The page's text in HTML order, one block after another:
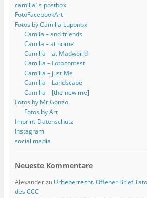
camilla´s postbox
FotoFacebookArt
Fotos by Camilla Luponox
Camila – and friends
Camila – at home
Camilla – at Madworld
Camilla – Fotocontest
Camilla – just Me
Camilla – Landscape
Camilla – [the new me]
Fotos by Mr.Gonzo
Fotos by Art
Imprint-Datenschutz
Instagram
social media
Neueste Kommentare
Alexanderzu Urheberrecht. Offener Brief
des CCC